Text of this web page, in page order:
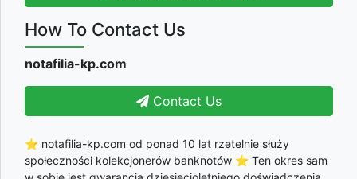
How To Contact Us
notafilia-kp.com
Contact Us
⭐ notafilia-kp.com od ponad 10 lat rzetelnie służy
społeczności kolekcjonerów banknotów ⭐ Ten okres sam